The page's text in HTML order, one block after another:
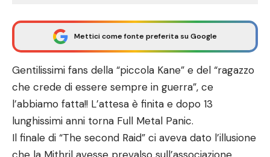
Mettici come fonte preferita su Google
Gentilissimi fans della “piccola Kane” e del “ragazzo
che crede di essere sempre in guerra”, ce
l’abbiamo fatta!! L’attesa è finita e dopo 13
lunghissimi anni torna Full Metal Panic.
Il finale di “The second Raid” ci aveva dato l’illusione